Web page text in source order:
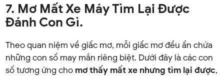
7. Mơ Mất Xe Máy Tìm Lại Được
Đánh Con Gì.
Theo quan niệm về giấc mơ, mỗi giấc mơ đều ẩn chứa
những con số may mắn riêng biệt. Dưới đây là các con
số tương ứng cho mơ thấy mất xe nhưng tìm lại được,